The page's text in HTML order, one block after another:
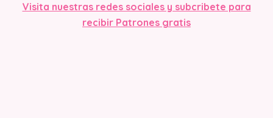
Visita nuestras redes sociales y subcribete para
recibir Patrones gratis